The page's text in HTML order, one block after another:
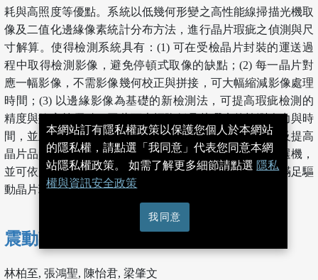
耗與高照度等優點。系統以低幾何形變之高性能線掃描光機取
像及二值化邊緣像素統計分布方法，進行晶片瑕疵之偵測與尺
寸解算。使得檢測系統具有：(1) 可在受檢晶片封裝的運送過
程中取得檢測影像，避免停頓式取像的缺點；(2) 每一晶片對
應一幅影像，不需影像幾何校正與拼接，可大幅縮減影像處理
時間；(3) 以邊緣影像為基礎的新檢測法，可提高瑕疵檢測的
精度與效率等優點。因此可大幅降低晶片瑕疵的檢測人力與時
間，並且免用顯微鏡等檢測設備，具有可大幅降低成本及提高
晶片品質控管等優勢。本系統已可整合於封裝設備之挑選機，
並可依廠商之機台需求來修改及進行系統整合測試，以滿足驅
動晶片瑕疵之自動化光學檢測需求。
震動調變之子孔徑接合干涉術
林柏至, 張鴻聖, 陳怡君, 梁肇文
本網站訂有隱私權政策以保護您個人於本網站
的隱私權，請點選「我同意」代表您同意本網
站隱私權政策。 如需了解更多細節請點選 隱私
權與資訊安全政策
我同意